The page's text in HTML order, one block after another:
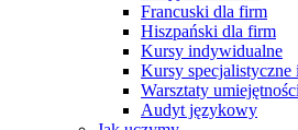
Francuski dla firm
Hiszpański dla firm
Kursy indywidualne
Kursy specjalistyczne
Warsztaty
Audyt językowy